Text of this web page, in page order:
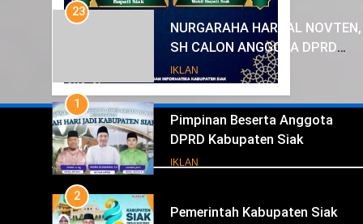
Iklan
1
Pimpinan Beserta Anggota
DPRD Kabupaten Siak
Mengucapkan Tahniah Hari Jadi
Kabupaten Siak Ke- 26
IKLAN
2
Pemerintah Kabupaten Siak
Mengucapkan Tahniah Hari Jadi
ke-26 Kabupaten Siak
IKLAN
3
DPRD Kabupaten Siak